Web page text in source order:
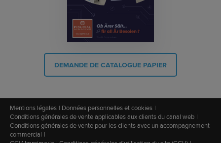
DEMANDE DE CATALOGUE PAPIER
Mentions légales
Données personnelles et cookies
Conditions générales de vente applicables aux clients du canal web
Conditions générales de vente pour les clients avec un accompagnement
commercial